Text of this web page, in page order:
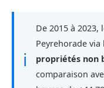
ℹ
De 2015 à
Peyrehorade via
propriétés non
comparaison